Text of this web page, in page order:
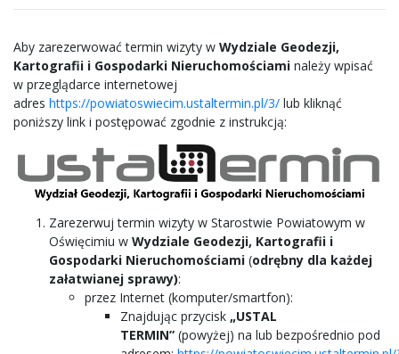
Aby zarezerwować termin wizyty w Wydziale Geodezji,
Kartografii i Gospodarki Nieruchomościami należy wpisać
w przeglądarce internetowej
adres https://powiatoswiecim.ustaltermin.pl/3/ lub kliknąć
poniższy link i postępować zgodnie z instrukcją:
Zarezerwuj termin wizyty w Starostwie Powiatowym w
Oświęcimiu w Wydziale Geodezji, Kartografii i
Gospodarki Nieruchomościami (odrębny dla każdej
załatwianej sprawy):
przez Internet (komputer/smartfon):
Znajdując przycisk „USTAL
TERMIN” (powyżej) na lub bezpośrednio pod